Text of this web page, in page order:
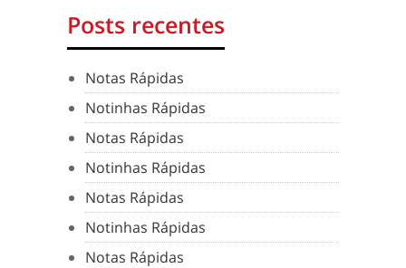
Posts recentes
Notas Rápidas
Notinhas Rápidas
Notas Rápidas
Notinhas Rápidas
Notas Rápidas
Notinhas Rápidas
Notas Rápidas